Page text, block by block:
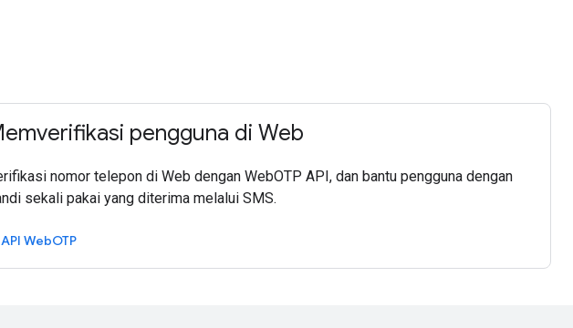
pengguna di Web
nomor telepon di Web dengan WebOTP API, dan bantu pengguna dengan
sekali pakai yang diterima melalui SMS.
API WebOTP